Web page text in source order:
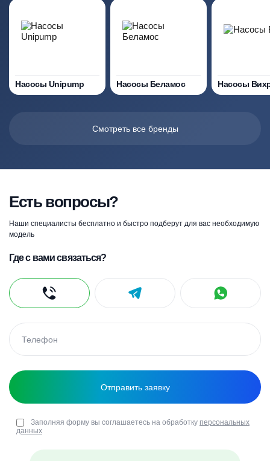
Насосы Unipump Насосы Беламос Насосы
Смотреть все бренды
Есть вопросы?
Наши специалисты бесплатно и быстро подберут для вас необходимую
модель
Где с вами связаться?
Заполняя форму вы соглашаетесь на обработку персональных
данных